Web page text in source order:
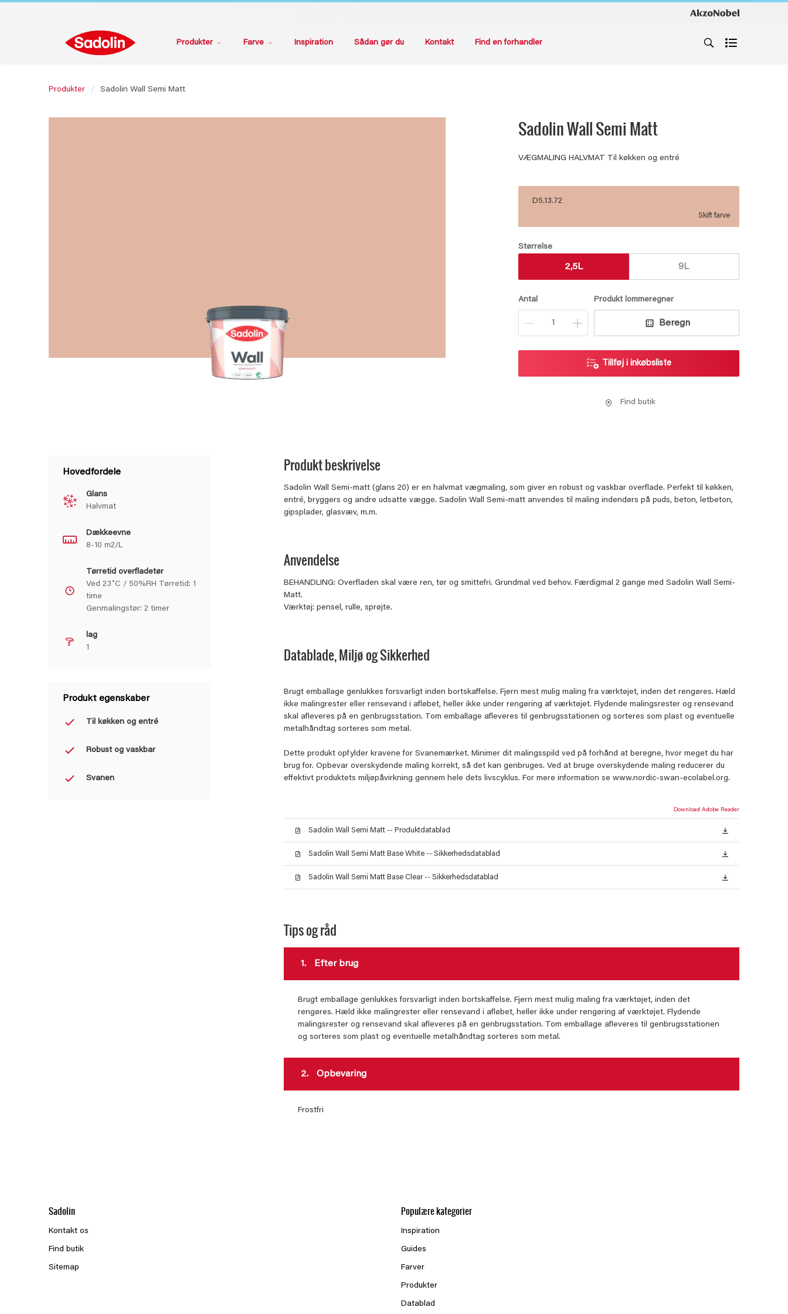
Produkter Farve Inspiration Sådan gør du Kontakt Find en forhandler
Produkter Sadolin Wall Semi Matt
Sadolin Wall Semi Matt
VÆGMALING HALVMAT Til køkken og entré
D5.13.72
Skift farve
Størrelse
2,5L 9L
Antal Produkt lommeregner
Beregn
Tillføj i inkøbsliste
Find butik
Hovedfordele
Glans
Halvmat
Dækkeevne
8-10 m2/L
Tørretid overfladetør
Ved 23˚C / 50%RH Tørretid: 1
time
Genmalingstør: 2 timer
lag
1
Produkt egenskaber
Til køkken og entré
Robust og vaskbar
Svanen
Produkt beskrivelse
Sadolin Wall Semi-matt (glans 20) er en halvmat vægmaling, som giver en robust og vaskbar overflade. Perfekt til køkken,
entré, bryggers og andre udsatte vægge. Sadolin Wall Semi-matt anvendes til maling indendørs på puds, beton, letbeton,
gipsplader, glasvæv, m.m.
Anvendelse
BEHANDLING: Overfladen skal være ren, tør og smittefri. Grundmal ved behov. Færdigmal 2 gange med Sadolin Wall Semi-
Matt.
Værktøj: pensel, rulle, sprøjte.
Datablade, Miljø og Sikkerhed
Brugt emballage genlukkes forsvarligt inden bortskaffelse. Fjern mest mulig maling fra værktøjet, inden det rengøres. Hæld
ikke malingrester eller rensevand i afløbet, heller ikke under rengøring af værktøjet. Flydende malingsrester og rensevand
skal afleveres på en genbrugsstation. Tom emballage afleveres til genbrugsstationen og sorteres som plast og eventuelle
metalhåndtag sorteres som metal.
Dette produkt opfylder kravene for Svanemærket. Minimer dit malingsspild ved på forhånd at beregne, hvor meget du har
brug for. Opbevar overskydende maling korrekt, så det kan genbruges. Ved at bruge overskydende maling reducerer du
effektivt produktets miljøpåvirkning gennem hele dets livscyklus. For mere information se www.nordic-swan-ecolabel.org.
Download Adobe Reader
Sadolin Wall Semi Matt -- Produktdatablad
Sadolin Wall Semi Matt Base White -- Sikkerhedsdatablad
Sadolin Wall Semi Matt Base Clear -- Sikkerhedsdatablad
Tips og råd
1. Efter brug
Brugt emballage genlukkes forsvarligt inden bortskaffelse. Fjern mest mulig maling fra værktøjet, inden det
rengøres. Hæld ikke malingrester eller rensevand i afløbet, heller ikke under rengøring af værktøjet. Flydende
malingsrester og rensevand skal afleveres på en genbrugsstation. Tom emballage afleveres til genbrugsstationen
og sorteres som plast og eventuelle metalhåndtag sorteres som metal.
2. Opbevaring
Frostfri
Sadolin
Kontakt os
Find butik
Sitemap
Populære kategorier
Inspiration
Guides
Farver
Produkter
Datablad